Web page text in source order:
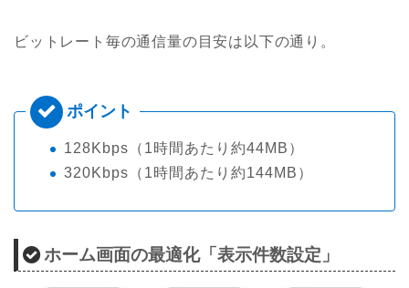
ビットレート毎の通信量の目安は以下の通り。
128Kbps（1時間あたり約44MB）
320Kbps（1時間あたり約144MB）
ホーム画面の最適化「表示件数設定」